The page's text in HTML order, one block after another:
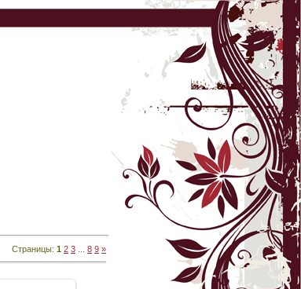
Страницы: 1 2 3 8 9 »